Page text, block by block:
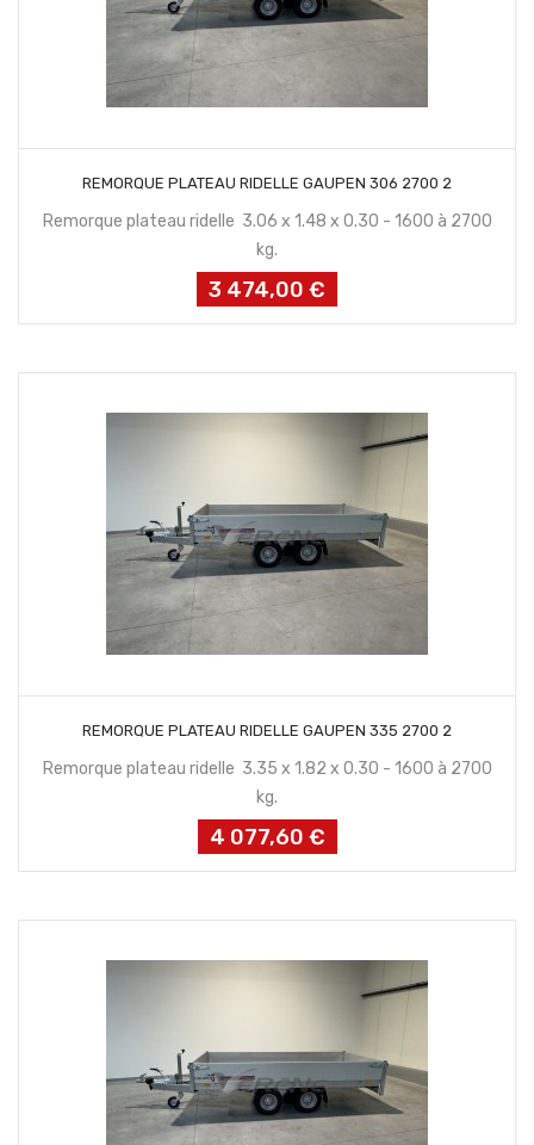
REMORQUE PLATEAU RIDELLE GAUPEN 306 2700 2
Remorque plateau ridelle 3.06 x 1.48 x 0.30 - 1600 à 2700
kg.
Prix
3 474,00 €
REMORQUE PLATEAU RIDELLE GAUPEN 335 2700 2
Remorque plateau ridelle 3.35 x 1.82 x 0.30 - 1600 à 2700
kg.
Prix
4 077,60 €